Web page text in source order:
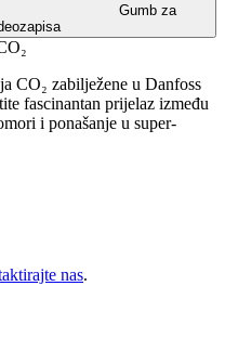
Gumb za
CO₂ zabilježene u Danfoss
fascinantan prijelaz između
i ponašanje u super-
nas.